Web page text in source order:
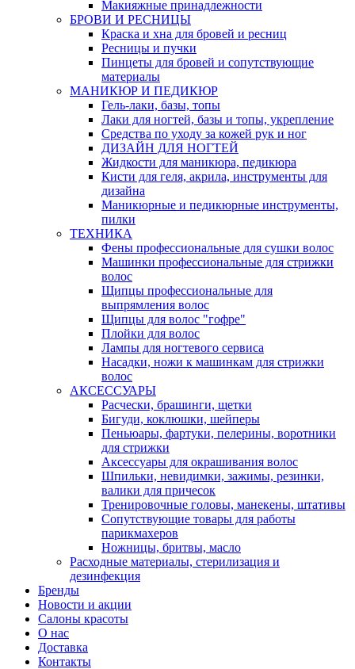
Макияжные принадлежности
БРОВИ И РЕСНИЦЫ
Краска и хна для бровей и ресниц
Ресницы и пучки
Пинцеты для бровей и сопутствующие
материалы
МАНИКЮР И ПЕДИКЮР
Гель-лаки, базы, топы
Лаки для ногтей, базы и топы, укрепление
Средства по уходу за кожей рук и ног
ДИЗАЙН ДЛЯ НОГТЕЙ
Жидкости для маникюра, педикюра
Кисти для геля, акрила, инструменты для
дизайна
Маникюрные и педикюрные инструменты,
пилки
ТЕХНИКА
Фены профессиональные для сушки волос
Машинки профессиональные для стрижки
волос
Щипцы профессиональные для
выпрямления волос
Щипцы для волос "гофре"
Плойки для волос
Лампы для ногтевого сервиса
Насадки, ножи к машинкам для стрижки
волос
АКСЕССУАРЫ
Расчески, брашинги, щетки
Бигуди, коклюшки, шейперы
Пеньюары, фартуки, пелерины, воротники
для стрижки
Аксессуары для окрашивания волос
Шпильки, невидимки, зажимы, резинки,
валики для причесок
Тренировочные головы, манекены, штативы
Сопутствующие товары для работы
парикмахеров
Ножницы, бритвы, масло
Расходные материалы, стерилизация и
дезинфекция
Бренды
Новости и акции
Салоны красоты
О нас
Доставка
Контакты